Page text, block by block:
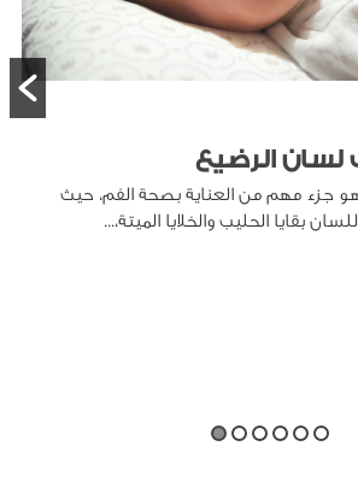
الرضيع
جزء مهم من العناية بصحة الفم، حيث
بقايا الحليب والخلايا الميتة،...